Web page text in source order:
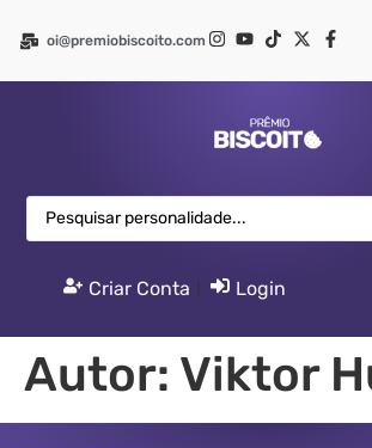
oi@premiobiscoito.com
Criar Conta Login
Autor: Viktor